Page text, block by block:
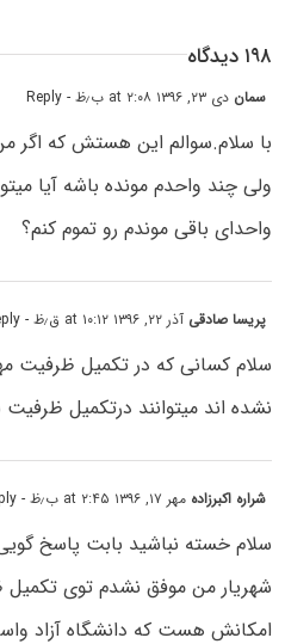
۱۹۸ دیدگاه
سمان دی ۲۳, ۱۳۹۶ at ۲:۰۸ ب٫ظ - Reply
با سلام.سوالم این هستش که اگر
ولی چند واحدم مونده باشه آیا
واحدای باقی موندم رو تموم کنم؟
پریسا صادقی آذر ۲۲, ۱۳۹۶ at ۱۰:۱۲ ق٫ظ - Reply
سلام کسانی که در تکمیل ظرفیت
نشده اند میتوانند درتکمیل
شراره اکبرزاده مهر ۱۷, ۱۳۹۶ at ۲:۴۵ ب٫ظ - Reply
سلام خسته نباشید بابت پاسخ
شهریار من موفق نشدم توی تکمیل
امکانش هست که دانشگاه آزاد